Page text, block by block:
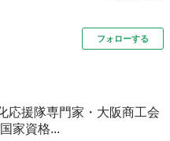
フォローする
応援隊専門家・大阪商工会
家資格...